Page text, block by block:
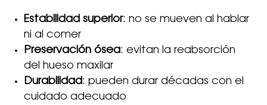
Estabilidad superior: no se mueven al hablar
ni al comer
Preservación ósea: evitan la reabsorción
del hueso maxilar
Durabilidad: pueden durar décadas con el
cuidado adecuado